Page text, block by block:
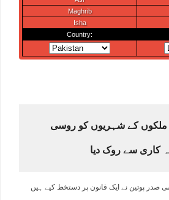
ملکوں کے شہریوں کو روسی
کاری سے روک دیا
صدر پوتین نے ایک قانون پر دستخط کیے ہیں